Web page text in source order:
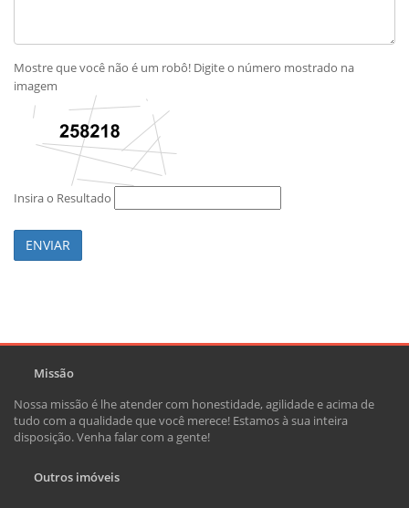
Mostre que você não é um robô! Digite o número mostrado na
imagem
Insira o Resultado
ENVIAR
Missão
Nossa missão é lhe atender com honestidade, agilidade e acima de
tudo com a qualidade que você merece! Estamos à sua inteira
disposição. Venha falar com a gente!
Outros imóveis